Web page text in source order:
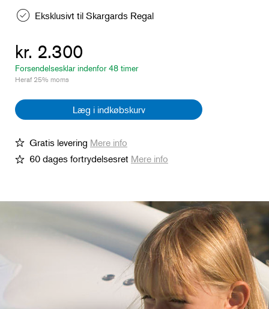
Eksklusivt til Skargards Regal
kr. 2.300
Forsendelsesklar indenfor 48 timer
Heraf 25% moms
Læg i indkøbskurv
Gratis levering Mere info
60 dages fortrydelsesret Mere info